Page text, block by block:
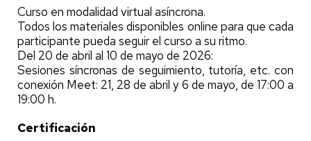
Curso en modalidad virtual asíncrona.
Todos los materiales disponibles online para que cada
participante pueda seguir el curso a su ritmo.
Del 20 de abril al 10 de mayo de 2026:
Sesiones síncronas de seguimiento, tutoría, etc. con
conexión Meet: 21, 28 de abril y 6 de mayo, de 17:00 a
19:00 h.
Certificación